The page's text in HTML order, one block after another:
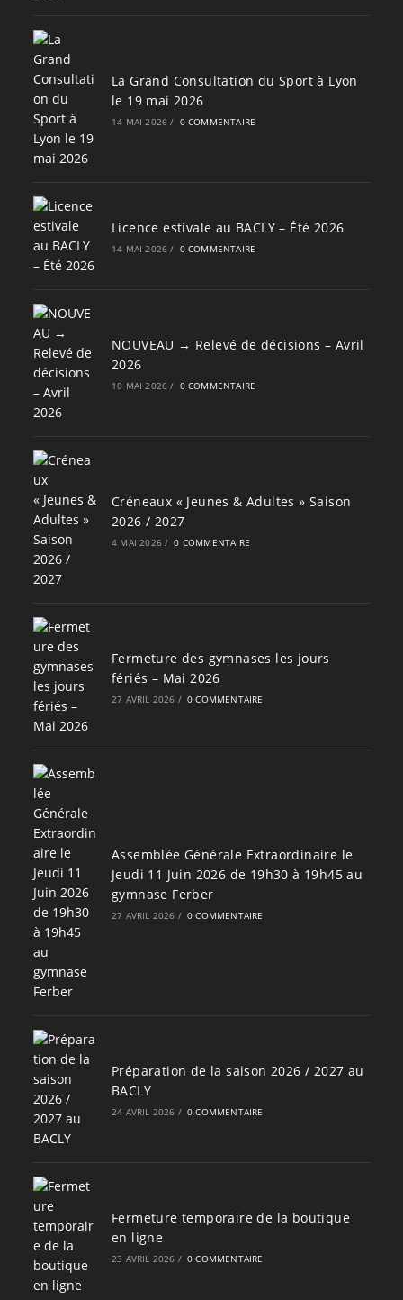
La Grand Consultation du Sport à Lyon
le 19 mai 2026
14 MAI 2026 / 0 COMMENTAIRE
Licence estivale au BACLY – Été 2026
14 MAI 2026 / 0 COMMENTAIRE
NOUVEAU → Relevé de décisions – Avril
2026
10 MAI 2026 / 0 COMMENTAIRE
Créneaux « Jeunes & Adultes » Saison
2026 / 2027
4 MAI 2026 / 0 COMMENTAIRE
Fermeture des gymnases les jours
fériés – Mai 2026
27 AVRIL 2026 / 0 COMMENTAIRE
Assemblée Générale Extraordinaire le
Jeudi 11 Juin 2026 de 19h30 à 19h45 au
gymnase Ferber
27 AVRIL 2026 / 0 COMMENTAIRE
Préparation de la saison 2026 / 2027 au
BACLY
24 AVRIL 2026 / 0 COMMENTAIRE
Fermeture temporaire de la boutique
en ligne
23 AVRIL 2026 / 0 COMMENTAIRE